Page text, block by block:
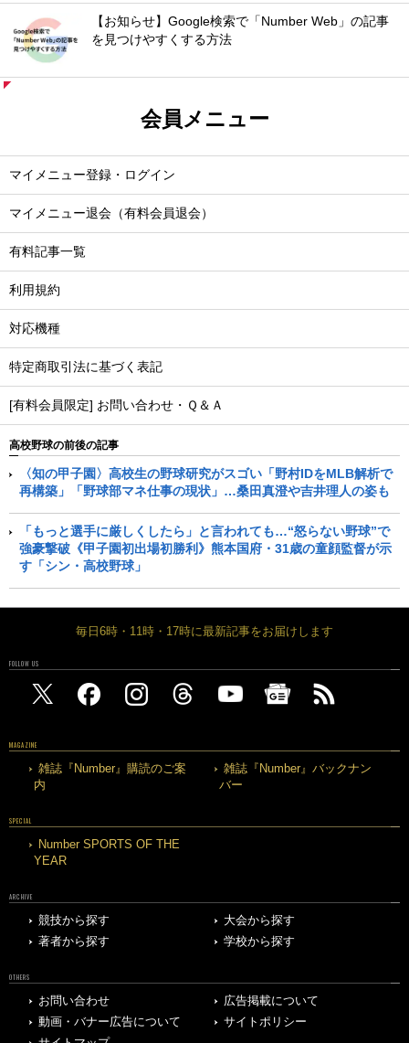
【お知らせ】Google検索で「Number Web」の記事
を見つけやすくする方法
会員メニュー
マイメニュー登録・ログイン
マイメニュー退会（有料会員退会）
有料記事一覧
利用規約
対応機種
特定商取引法に基づく表記
[有料会員限定] お問い合わせ・Ｑ＆Ａ
高校野球の前後の記事
〈知の甲子園〉高校生の野球研究がスゴい「野村IDをMLB解析で
再構築」「野球部マネ仕事の現状」…桑田真澄や吉井理人の姿も
「もっと選手に厳しくしたら」と言われても…“怒らない野球”で
強豪撃破《甲子園初出場初勝利》熊本国府・31歳の童顔監督が示
す「シン・高校野球」
毎日6時・11時・17時に最新記事をお届けします
FOLLOW US
MAGAZINE
雑誌『Number』購読のご案
内
雑誌『Number』バックナン
バー
SPECIAL
Number SPORTS OF THE
YEAR
ARCHIVE
競技から探す
大会から探す
著者から探す
学校から探す
OTHERS
お問い合わせ
広告掲載について
動画・バナー広告について
サイトポリシー